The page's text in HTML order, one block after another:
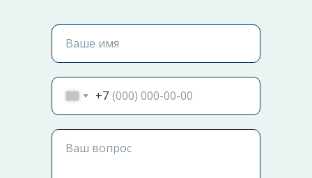
Ваше имя
+7
Ваш вопрос